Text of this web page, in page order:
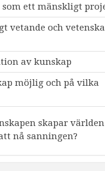
som ett mänskligt
vetande och
av kunskap
möjlig och på vilka
skapar
nå sanningen?